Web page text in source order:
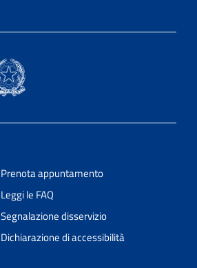
Prenota appuntamento
Leggi le FAQ
Segnalazione disservizio
Dichiarazione di accessibilità